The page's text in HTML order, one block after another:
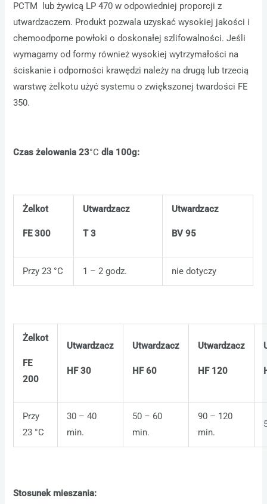
PCTM lub żywicą LP 470 w odpowiedniej proporcji z
utwardzaczem. Produkt pozwala uzyskać wysokiej jakości i
chemoodporne powłoki o doskonałej szlifowalności. Jeśli
wymagamy od formy również wysokiej wytrzymałości na
ściskanie i odporności krawędzi należy na drugą lub trzecią
warstwę żelkotu użyć systemu o zwiększonej twardości FE
350.
Czas żelowania 23°C dla 100g:
Żelkot
FE 300
Utwardzacz
T 3
Utwardzacz
BV 95
Przy 23 °C 1 – 2 godz. nie dotyczy
Żelkot
FE
200
Utwardzacz
HF 30
Utwardzacz
HF 60
Utwardzacz
HF 120
Przy
23 °C
30 – 40
min.
50 – 60
min.
90 – 120
min.
Stosunek mieszania: